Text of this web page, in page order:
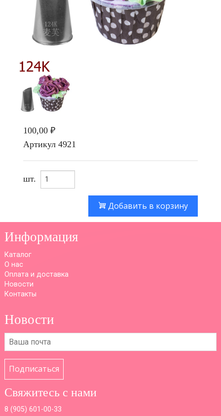
100,00 ₽
Артикул 4921
шт.
Добавить в корзину
Информация
Каталог
О нас
Оплата и доставка
Новости
Контакты
Новости
Подписаться
Свяжитесь с нами
8 (905) 601-00-33